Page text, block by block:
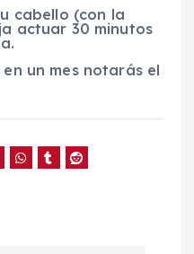
cabello (con la
actuar 30 minutos
un mes notarás el